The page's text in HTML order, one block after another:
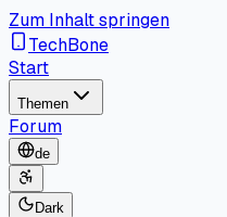
Zum Inhalt springen
TechBone
Start
Themen
Forum
de
Dark